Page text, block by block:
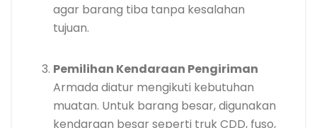
agar barang tiba tanpa kesalahan
tujuan.
Pemilihan Kendaraan Pengiriman
Armada diatur mengikuti kebutuhan
muatan. Untuk barang besar, digunakan
kendaraan besar seperti truk CDD, fuso,